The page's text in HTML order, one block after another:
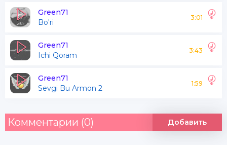
Green71
Bo'ri
3:01
Green71
Ichi Qoram
3:43
Green71
Sevgi Bu Armon 2
1:59
Комментарии (0) Добавить